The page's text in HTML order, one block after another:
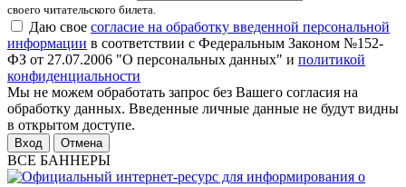
своего читательского билета.
Даю свое согласие на обработку введенной персональной
информации в соответствии с Федеральным Законом №152-
ФЗ от 27.07.2006 "О персональных данных" и политикой
конфиденциальности
Мы не можем обработать запрос без Вашего согласия на
обработку данных. Введенные личные данные не будут видны
в открытом доступе.
Отмена
ВСЕ БАННЕРЫ